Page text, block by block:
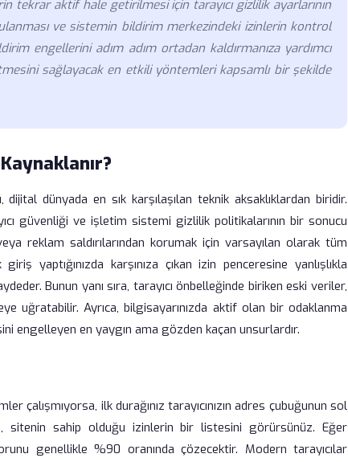
aktif hale getirilmesi için tarayıcı gizlilik ayarlarının
ve sistemin bildirim merkezindeki izinlerin kontrol
engellerini adım adım ortadan kaldırmanıza yardımcı
sağlayacak en etkili yöntemleri kapsamlı bir şekilde
dünyada en sık karşılaşılan teknik aksaklıklardan biridir.
güvenliği ve işletim sistemi gizlilik politikalarının bir sonucu
reklam saldırılarından korumak için varsayılan olarak tüm
yaptığınızda karşınıza çıkan izin penceresine yanlışlıkla
Bunun yanı sıra, tarayıcı önbelleğinde biriken eski veriler,
uğratabilir. Ayrıca, bilgisayarınızda aktif olan bir odaklanma
engelleyen en yaygın ama gözden kaçan unsurlardır.
çalışmıyorsa, ilk durağınız tarayıcınızın adres çubuğunun sol
sitenin sahip olduğu izinlerin bir listesini görürsünüz. Eğer
genellikle %90 oranında çözecektir. Modern tarayıcılar